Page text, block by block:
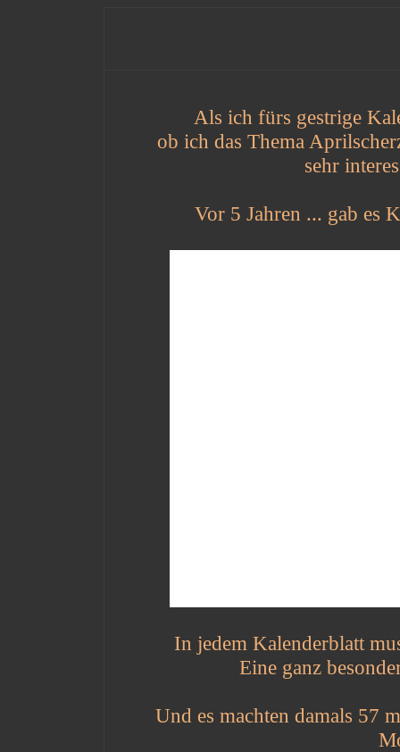
Als ich fürs gestrige
ob ich das Thema
sehr
Vor 5 Jahren ... gab es
In jedem Kalenderblatt
Eine ganz
Und es machten damals 57